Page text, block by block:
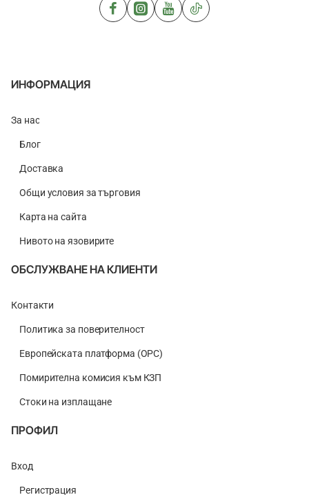
ИНФОРМАЦИЯ
За нас
Блог
Доставка
Общи условия за търговия
Карта на сайта
Нивото на язовирите
ОБСЛУЖВАНЕ НА КЛИЕНТИ
Контакти
Политика за поверителност
Европейската платформа (ОРС)
Помирителна комисия към КЗП
Стоки на изплащане
ПРОФИЛ
Вход
Регистрация